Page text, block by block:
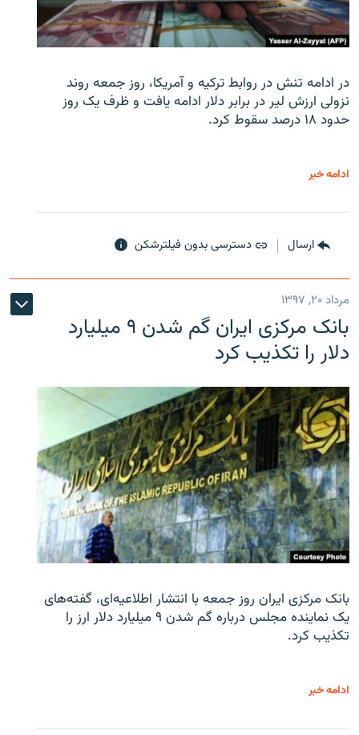
در ادامه تنش در روابط ترکیه و آمریکا، روز جمعه روند
نزولی ارزش لیر در برابر دلار ادامه یافت و ظرف یک روز
حدود ۱۸ درصد سقوط کرد.
ادامه خبر
ارسال دسترسی بدون فیلترشکن
مرداد ۲۰, ۱۳۹۷
بانک مرکزی ایران گم شدن ۹ میلیارد
دلار را تکذیب کرد
بانک مرکزی ایران روز جمعه با انتشار اطلاعیه‌ای، گفته‌های
یک نماینده مجلس درباره گم شدن ۹ میلیارد دلار ارز را
تکذیب کرد.
ادامه خبر